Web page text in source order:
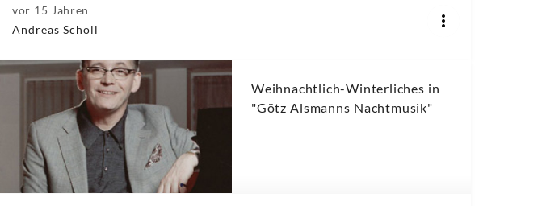
vor 15 Jahren
Andreas Scholl
Weihnachtlich-Winterliches in
"Götz Alsmanns Nachtmusik"